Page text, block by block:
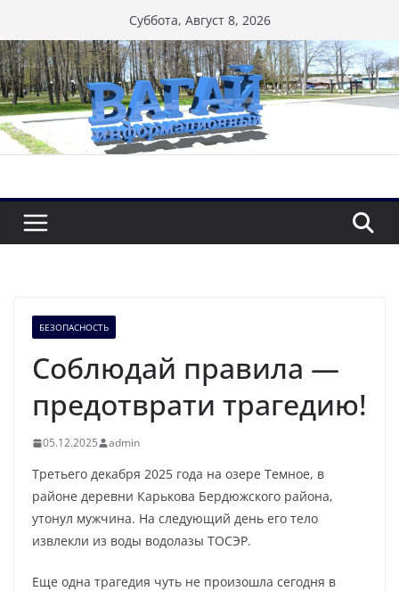
к
содержимому
Суббота, Август 8, 2026
БЕЗОПАСНОСТЬ
Соблюдай правила —
предотврати трагедию!
05.12.2025 admin
Третьего декабря 2025 года на озере Темное, в
районе деревни Карькова Бердюжского района,
утонул мужчина. На следующий день его тело
извлекли из воды водолазы ТОСЭР.
Еще одна трагедия чуть не произошла сегодня в